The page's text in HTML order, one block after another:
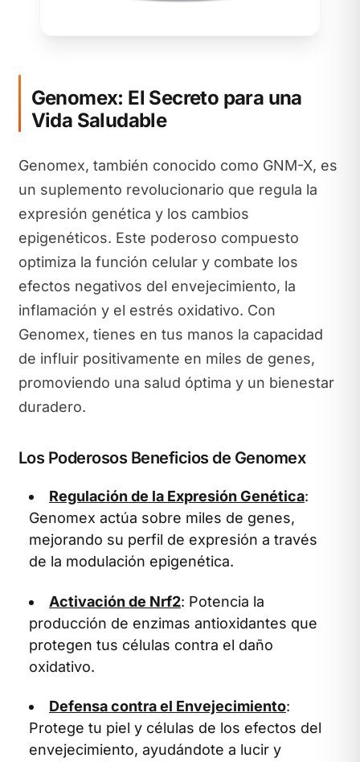
Genomex: El Secreto para una
Vida Saludable
Genomex, también conocido como GNM-X, es
un suplemento revolucionario que regula la
expresión genética y los cambios
epigenéticos. Este poderoso compuesto
optimiza la función celular y combate los
efectos negativos del envejecimiento, la
inflamación y el estrés oxidativo. Con
Genomex, tienes en tus manos la capacidad
de influir positivamente en miles de genes,
promoviendo una salud óptima y un bienestar
duradero.
Los Poderosos Beneficios de Genomex
Regulación de la Expresión Genética:
Genomex actúa sobre miles de genes,
mejorando su perfil de expresión a través
de la modulación epigenética.
Activación de Nrf2: Potencia la
producción de enzimas antioxidantes que
protegen tus células contra el daño
oxidativo.
Defensa contra el Envejecimiento:
Protege tu piel y células de los efectos del
envejecimiento, ayudándote a lucir y